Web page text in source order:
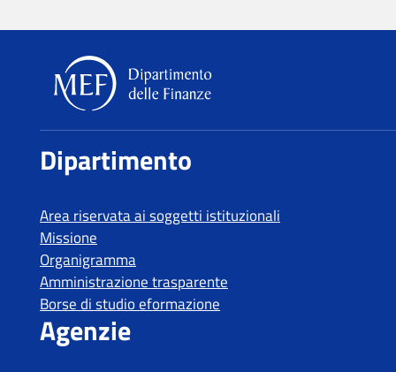
Dipartimento delle Finanze
Dipartimento
Area riservata ai soggetti istituzionali
Missione
Organigramma
Amministrazione trasparente
Borse di studio eformazione
Agenzie